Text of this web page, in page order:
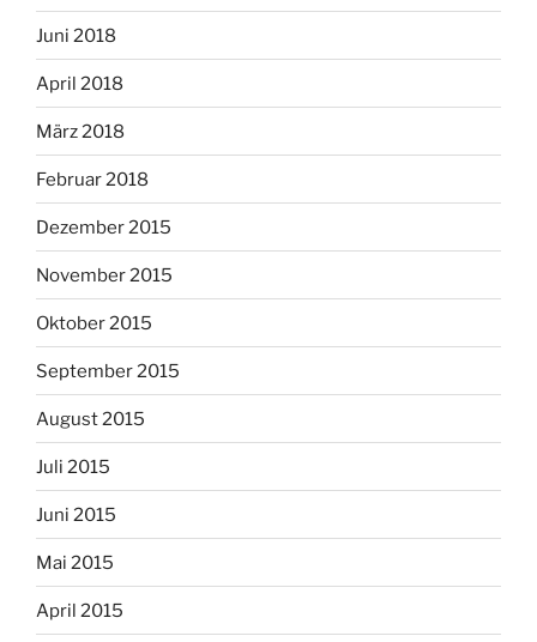
Juni 2018
April 2018
März 2018
Februar 2018
Dezember 2015
November 2015
Oktober 2015
September 2015
August 2015
Juli 2015
Juni 2015
Mai 2015
April 2015